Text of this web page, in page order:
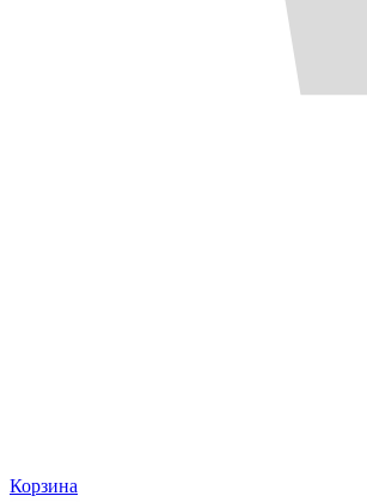
Корзина